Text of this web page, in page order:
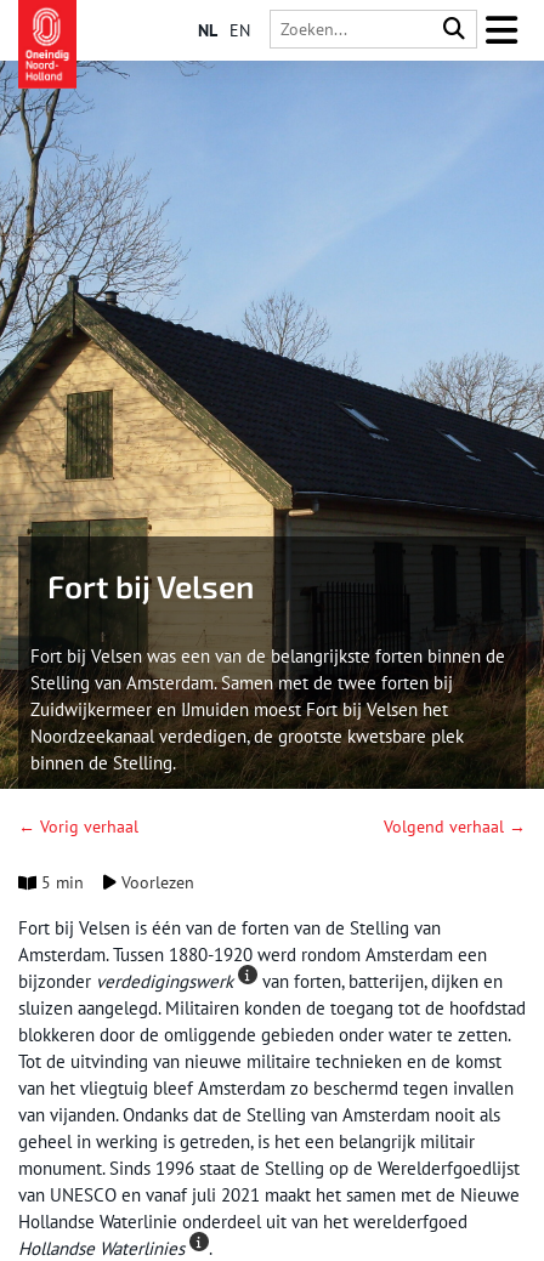
NL EN
Fort bij Velsen
Fort bij Velsen was een van de belangrijkste forten binnen de
Stelling van Amsterdam. Samen met de twee forten bij
Zuidwijkermeer en IJmuiden moest Fort bij Velsen het
Noordzeekanaal verdedigen, de grootste kwetsbare plek
binnen de Stelling.
← Vorig verhaal Volgend verhaal →
5 min Voorlezen
Fort bij Velsen is één van de forten van de Stelling van
Amsterdam. Tussen 1880-1920 werd rondom Amsterdam een
bijzonder verdedigingswerk
van forten, batterijen, dijken en
sluizen aangelegd. Militairen konden de toegang tot de hoofdstad
blokkeren door de omliggende gebieden onder water te zetten.
Tot de uitvinding van nieuwe militaire technieken en de komst
van het vliegtuig bleef Amsterdam zo beschermd tegen invallen
van vijanden. Ondanks dat de Stelling van Amsterdam nooit als
geheel in werking is getreden, is het een belangrijk militair
monument. Sinds 1996 staat de Stelling op de Werelderfgoedlijst
van UNESCO en vanaf juli 2021 maakt het samen met de Nieuwe
Hollandse Waterlinie onderdeel uit van het werelderfgoed
Hollandse Waterlinies
.